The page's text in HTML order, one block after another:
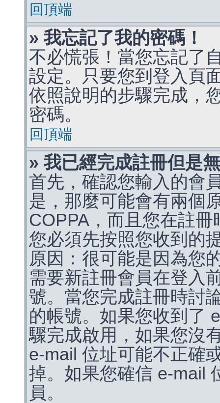
回頂端
» 我忘記了我的密碼！
不必慌張！當您忘記了
設定。只要您到登入頁
依照說明的步驟完成，
密碼。
回頂端
» 我已經完成註冊但是
首先，確認您輸入的會
是，那麼可能會有兩個
COPPA，而且您在註
您必須先按照您收到的
原因：很可能是因為您
需要新註冊會員在登入
號。當您完成註冊時討
的帳號。如果您收到了
驟完成啟用，如果您沒
e-mail 位址可能不正確
掉。如果您確信 e-mail
員。